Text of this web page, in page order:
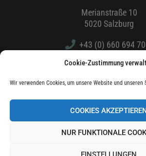
Cookie-Zustimmung
Wir verwenden Cookies, um unsere Website und unseren
COOKIES
NUR FUNKTIONALE
Merianstraße 10
5020 Salzburg
+43 (0) 660 694
Impressum|